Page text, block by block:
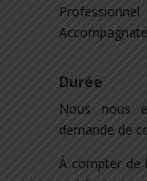
Durée
Nous nous
demande de
À compter de